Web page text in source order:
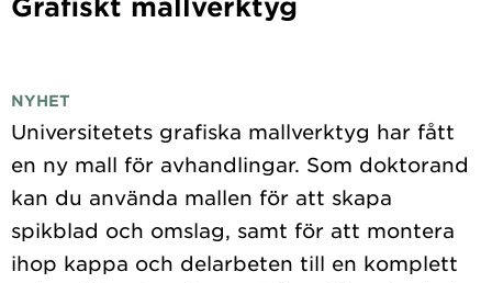
NYHET
Universitetets grafiska mallverktyg har fått
en ny mall för avhandlingar. Som doktorand
kan du använda mallen för att skapa
spikblad och omslag, samt för att montera
ihop kappa och delarbeten till en komplett